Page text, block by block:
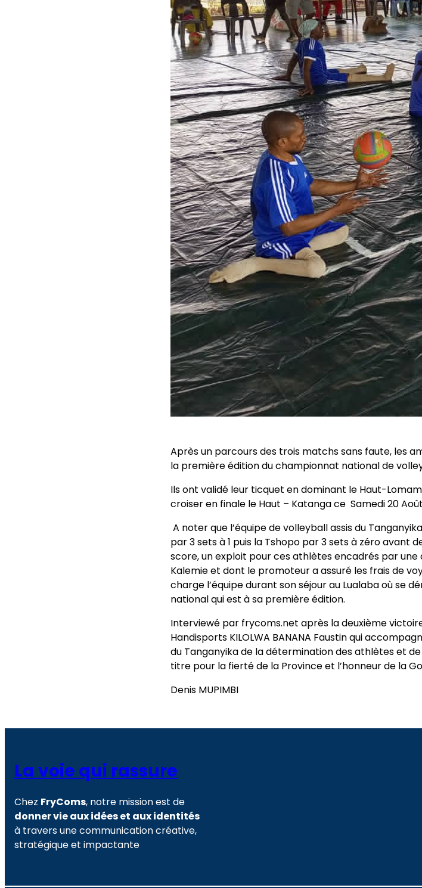
Après un parcours des trois matchs sans faute, les
la première édition du championnat national de
Ils ont validé leur ticquet en dominant le Haut-
croiser en finale le Haut – Katanga ce Samedi 20
A noter que l’équipe de volleyball assis du
par 3 sets à 1 puis la Tshopo par 3 sets à zéro avant
score, un exploit pour ces athlètes encadrés par
Kalemie et dont le promoteur a assuré les frais de
charge l’équipe durant son séjour au Lualaba où se
national qui est à sa première édition.
Interviewé par frycoms.net après la deuxième
Handisports KILOLWA BANANA Faustin qui
du Tanganyika de la détermination des athlètes et
titre pour la fierté de la Province et l’honneur de la
Denis MUPIMBI
La voie qui rassure
Chez FryComs, notre mission est de
donner vie aux idées et aux identités
à travers une communication créative,
stratégique et impactante